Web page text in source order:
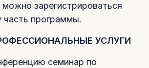
зарегистрироваться
часть программы.
УСЛУГИ
семинар по